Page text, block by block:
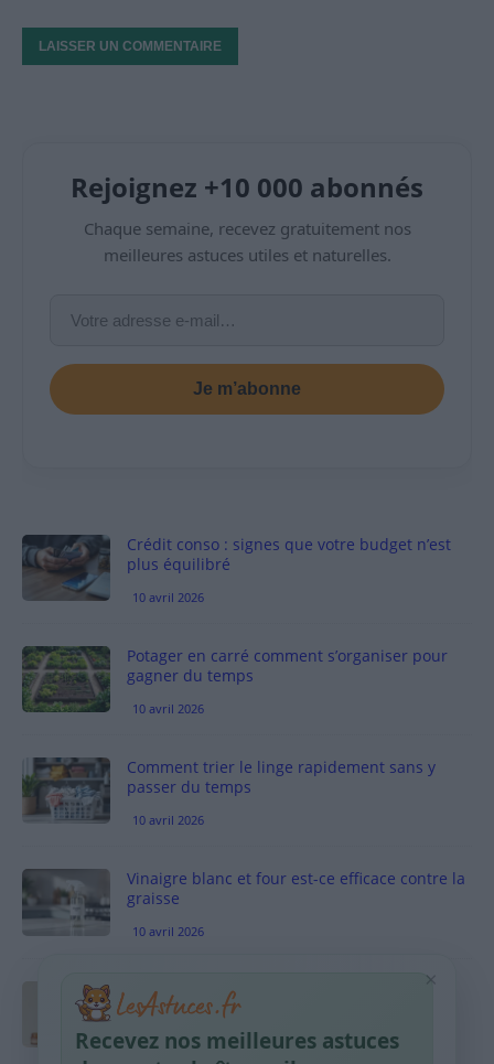
Rejoignez +10 000 abonnés
Chaque semaine, recevez gratuitement nos
meilleures astuces utiles et naturelles.
Je m’abonne
Crédit conso : signes que votre budget n’est
plus équilibré
10 avril 2026
Potager en carré comment s’organiser pour
gagner du temps
10 avril 2026
Comment trier le linge rapidement sans y
passer du temps
10 avril 2026
Vinaigre blanc et four est-ce efficace contre la
graisse
10 avril 2026
Taches pigmentaires : routine simple +
habitudes qui aident
9 avril 2026
×
Recevez nos meilleures astuces